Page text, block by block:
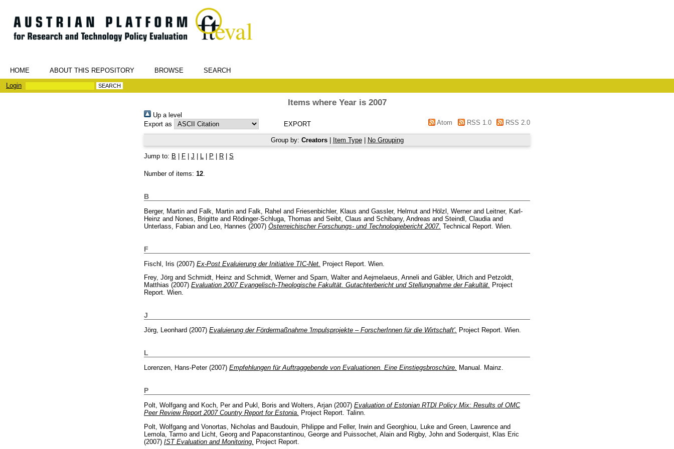
HOME ABOUT THIS REPOSITORY BROWSE
SEARCH
Login
Items where Year is 2007
Up a level
Export as
Atom RSS 1.0 RSS 2.0
Group by: Creators| Item Type| No Grouping
Jump to: B F J L P R S
Number of items: 12.
B
Berger, Martin and Falk, Martin and Falk, Rahel and Friesenbichler, Klaus and Gassler, Helmut and Hölzl, Wernerand
Leitner, Karl-
Heinz and Nones, Brigitte and Rödinger-Schluga, Thomas and Seibt, Claus and Schibany, Andreas and Steindl, Claudia and
Unterlass, Fabian and Leo, Hannes (2007) Österreichischer Forschungs- und Technologiebericht 2007. Technical Report. Wien.
F
Fischl, Iris (2007) Ex-Post Evaluierung der Initiative TIC-Net. Project Report. Wien.
Frey, Jörg and Schmidt, Heinz and Schmidt, Wernerand Sparn, Walterand Aejmelaeus, Anneli and Gäbler, Ulrich and Petzoldt,
Matthias (2007) Evaluation 2007 Evangelisch-Theologische Fakultät. Gutachterbericht und Stellungnahme der Fakultät. Project
Report. Wien.
J
Jörg, Leonhard (2007) Evaluierung der Fördermaßnahme 'Impulsprojekte – ForscherInnen für die Wirtschaft'. Project Report. Wien.
L
Lorenzen, Hans-Peter(2007) Empfehlungen für Auftraggebende von Evaluationen. Eine Einstiegsbroschüre. Manual. Mainz.
P
Polt, Wolfgang and Koch, Perand Pukl, Boris and Wolters, Arjan (2007) Evaluation of Estonian RTDI Policy Mix: Results of OMC
Peer Review Report 2007 Country Report for Estonia.
Project Report. Talinn.
Polt, Wolfgang and Vonortas, Nicholas and Baudouin, Philippe and Feller, Irwin and Georghiou, Luke and Green, Lawrence and
Lemola, Tarmo and Licht, Georg and Papaconstantinou, George and Puissochet, Alain and Rigby, John and Soderquist, Klas Eric
(2007) IST Evaluation and Monitoring. Project Report.